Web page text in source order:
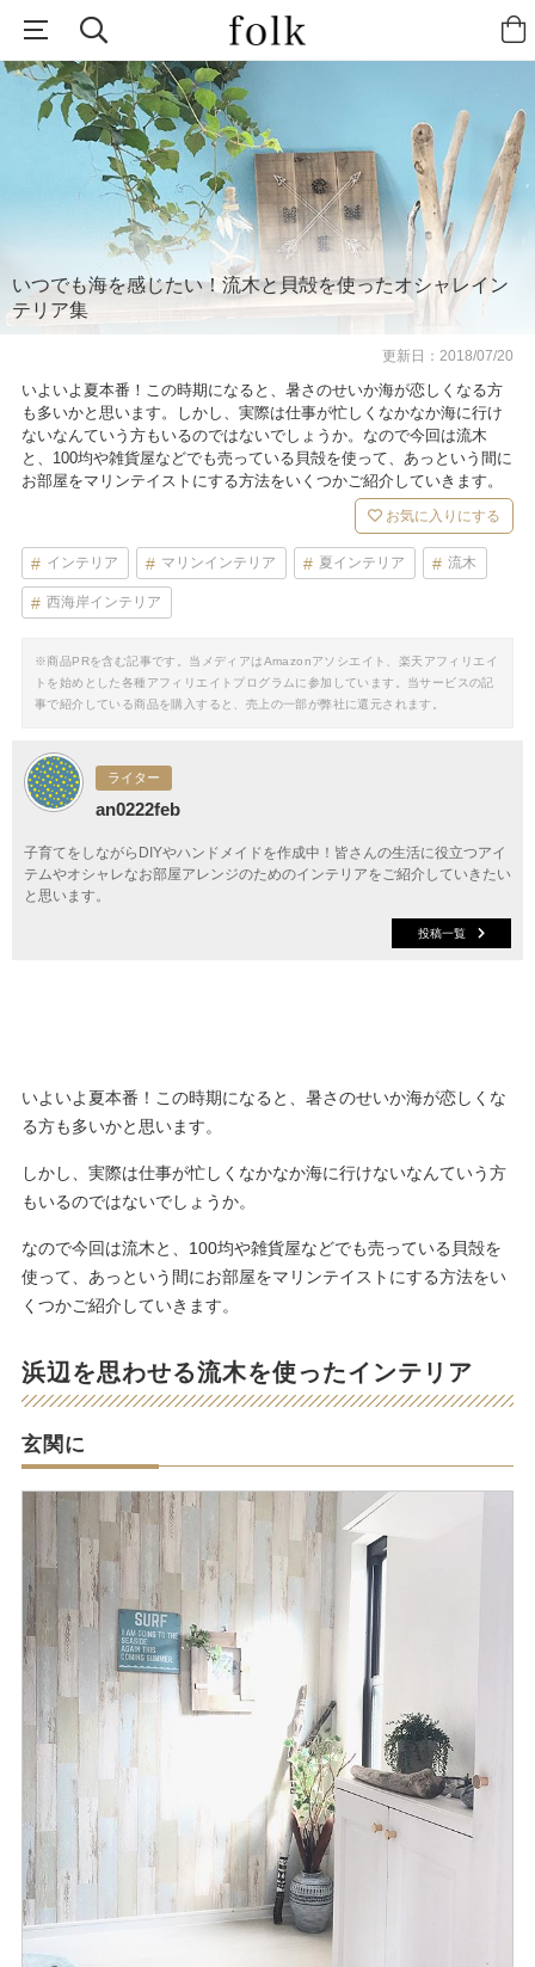
いつでも海を感じたい！流木と貝殻を使ったオシャレイン
テリア集
更新日：2018/07/20
いよいよ夏本番！この時期になると、暑さのせいか海が恋しくなる方
も多いかと思います。しかし、実際は仕事が忙しくなかなか海に行け
ないなんていう方もいるのではないでしょうか。なので今回は流木
と、100均や雑貨屋などでも売っている貝殻を使って、あっという間に
お部屋をマリンテイストにする方法をいくつかご紹介していきます。
お気に入りにする
インテリア マリンインテリア 夏インテリア 流木
西海岸インテリア
※商品PRを含む記事です。当メディアはAmazonアソシエイト、楽天アフィリエイ
トを始めとした各種アフィリエイトプログラムに参加しています。当サービスの記
事で紹介している商品を購入すると、売上の一部が弊社に還元されます。
ライター
an0222feb
子育てをしながらDIYやハンドメイドを作成中！皆さんの生活に役立つアイ
テムやオシャレなお部屋アレンジのためのインテリアをご紹介していきたい
と思います。
投稿一覧
いよいよ夏本番！この時期になると、暑さのせいか海が恋しくな
る方も多いかと思います。
しかし、実際は仕事が忙しくなかなか海に行けないなんていう方
もいるのではないでしょうか。
なので今回は流木と、100均や雑貨屋などでも売っている貝殻を
使って、あっという間にお部屋をマリンテイストにする方法をい
くつかご紹介していきます。
浜辺を思わせる流木を使ったインテリア
玄関に